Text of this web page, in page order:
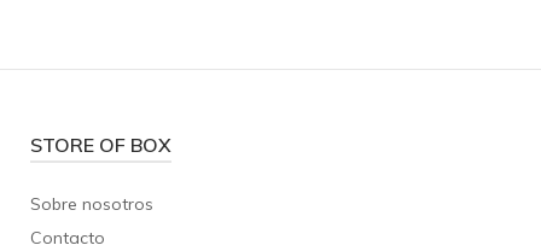
STORE OF BOX
Sobre nosotros
Contacto